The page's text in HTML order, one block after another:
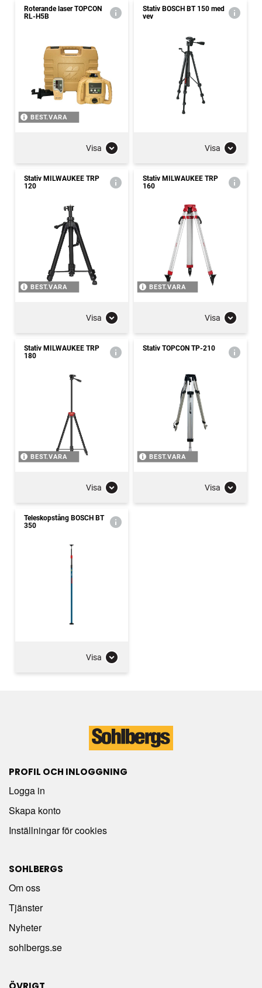
Roterande laser TOPCON
RL-H5B
BEST.VARA
Visa
Stativ BOSCH BT 150 med
vev
Visa
Stativ MILWAUKEE TRP
120
BEST.VARA
Visa
Stativ MILWAUKEE TRP
160
BEST.VARA
Visa
Stativ MILWAUKEE TRP
180
BEST.VARA
Visa
Stativ TOPCON TP-210
BEST.VARA
Visa
Teleskopstång BOSCH BT
350
Visa
PROFIL OCH INLOGGNING
Logga in
Skapa konto
Inställningar för cookies
SOHLBERGS
Om oss
Tjänster
Nyheter
sohlbergs.se